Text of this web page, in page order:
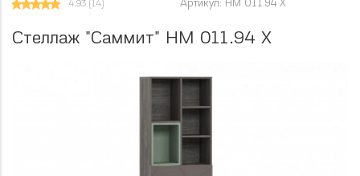
Артикул: НМ 011.94 Х
4.93 (14)
Стеллаж "Саммит" НМ 011.94 Х